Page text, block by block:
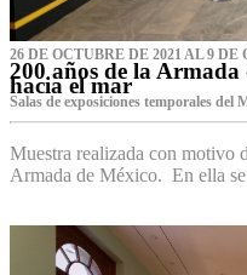
26 DE OCTUBRE DE 2021 AL 9 DE
200 años de la
hacia el mar
Salas de exposiciones temporales del
Muestra realizada con motivo
Armada de México. En ella